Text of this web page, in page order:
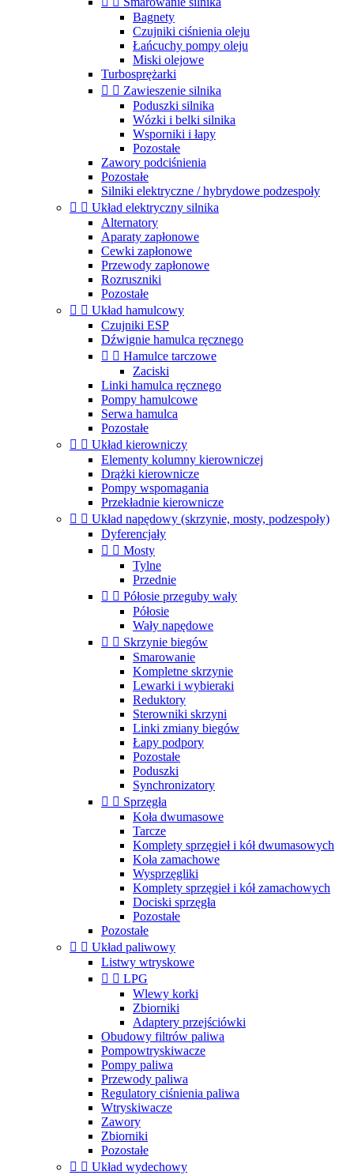
Bagnety
Czujniki ciśnienia oleju
Łańcuchy pompy oleju
Miski olejowe
Turbosprężarki
  Zawieszenie silnika
Poduszki silnika
Wózki i belki silnika
Wsporniki i łapy
Pozostałe
Zawory podciśnienia
Pozostałe
Silniki elektryczne / hybrydowe podzespoły
  Układ elektryczny silnika
Alternatory
Aparaty zapłonowe
Cewki zapłonowe
Przewody zapłonowe
Rozruszniki
Pozostałe
  Układ hamulcowy
Czujniki ESP
Dźwignie hamulca ręcznego
  Hamulce tarczowe
Zaciski
Linki hamulca ręcznego
Pompy hamulcowe
Serwa hamulca
Pozostałe
  Układ kierowniczy
Elementy kolumny kierowniczej
Drążki kierownicze
Pompy wspomagania
Przekładnie kierownicze
  Układ napędowy (skrzynie, mosty, podzespoły)
Dyferencjały
  Mosty
Tylne
Przednie
  Półosie przeguby wały
Półosie
Wały napędowe
  Skrzynie biegów
Smarowanie
Kompletne skrzynie
Lewarki i wybieraki
Reduktory
Sterowniki skrzyni
Linki zmiany biegów
Łapy podpory
Pozostałe
Poduszki
Synchronizatory
  Sprzęgła
Koła dwumasowe
Tarcze
Komplety sprzęgieł i kół dwumasowych
Koła zamachowe
Wysprzęgliki
Komplety sprzęgieł i kół zamachowych
Dociski sprzęgła
Pozostałe
Pozostałe
  Układ paliwowy
Listwy wtryskowe
  LPG
Wlewy korki
Zbiorniki
Adaptery przejściówki
Obudowy filtrów paliwa
Pompowtryskiwacze
Pompy paliwa
Przewody paliwa
Regulatory ciśnienia paliwa
Wtryskiwacze
Zawory
Zbiorniki
Pozostałe
  Układ wydechowy